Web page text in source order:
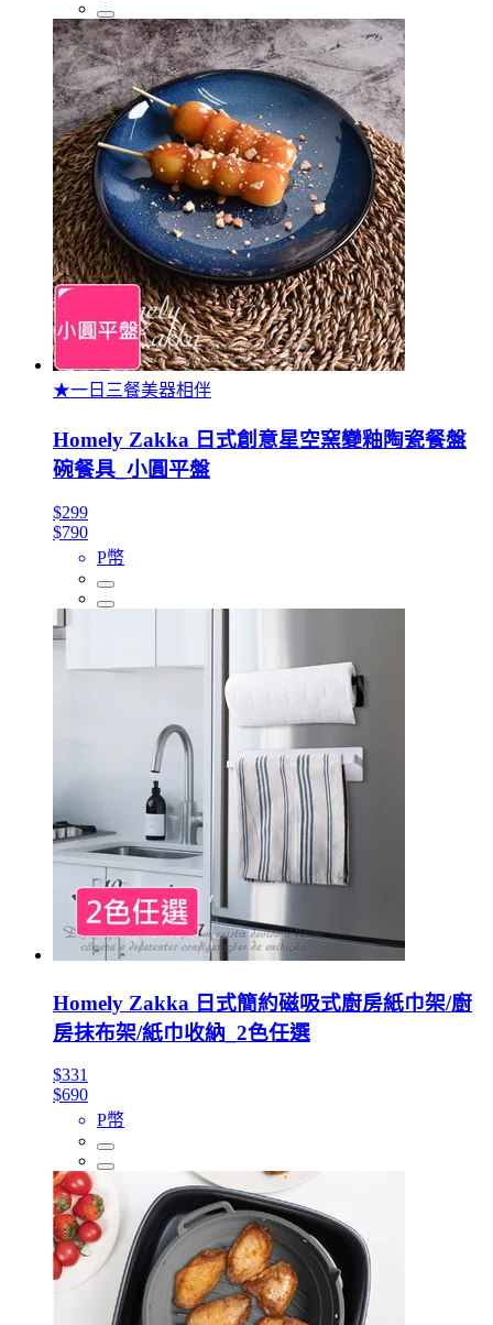
★一日三餐美器相伴
Homely Zakka 日式創意星空窯變釉陶瓷餐盤
碗餐具_小圓平盤
$299
$790
P幣
Homely Zakka 日式簡約磁吸式廚房紙巾架/廚
房抹布架/紙巾收納_2色任選
$331
$690
P幣